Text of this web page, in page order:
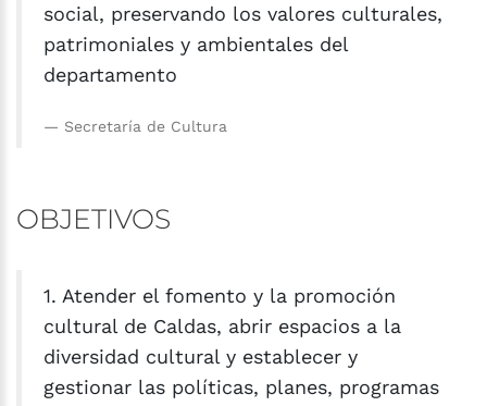
social, preservando los valores culturales,
patrimoniales y ambientales del
departamento
Secretaría de Cultura
OBJETIVOS
1. Atender el fomento y la promoción
cultural de Caldas, abrir espacios a la
diversidad cultural y establecer y
gestionar las políticas, planes, programas